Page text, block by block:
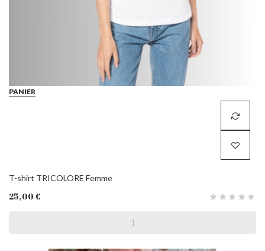
PANIER
T-shirt TRICOLORE Femme
25,00 €